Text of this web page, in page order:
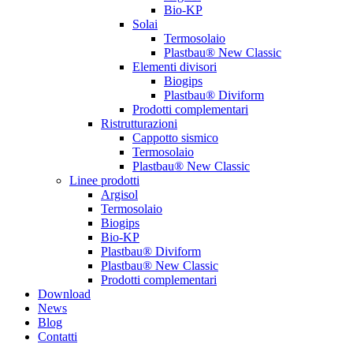
Bio-KP
Solai
Termosolaio
Plastbau® New Classic
Elementi divisori
Biogips
Plastbau® Diviform
Prodotti complementari
Ristrutturazioni
Cappotto sismico
Termosolaio
Plastbau® New Classic
Linee prodotti
Argisol
Termosolaio
Biogips
Bio-KP
Plastbau® Diviform
Plastbau® New Classic
Prodotti complementari
Download
News
Blog
Contatti